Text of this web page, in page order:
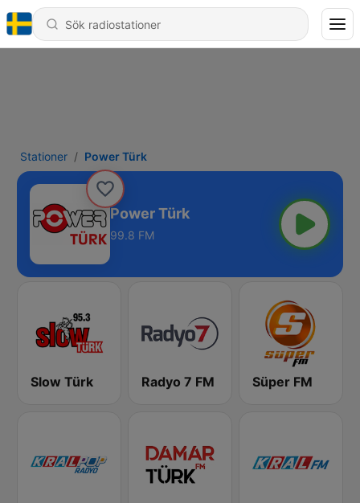
Stationer Power Türk
Power Türk
99.8 FM
Slow Türk Radyo 7 FM Süper FM